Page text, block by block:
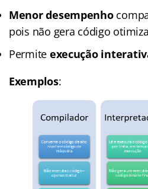
Menor desempenho
pois não gera código
Permite execução
Exemplos: